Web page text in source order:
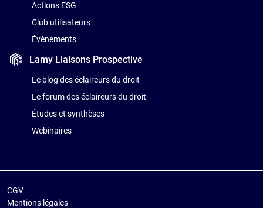
Actions ESG
Club utilisateurs
Évènements
Lamy Liaisons Prospective
Le blog des éclaireurs du droit
Le forum des éclaireurs du droit
Études et synthèses
Webinaires
CGV
Mentions légales